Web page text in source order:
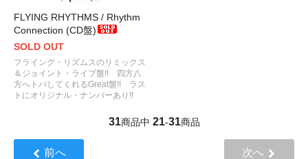
FLYING RHYTHMS / Rhythm
Connection (CD盤)
SOLD OUT
フライング・リズムスのリミックス
＆ジョイント・ライブ盤!! 四方八
方へトバしてくれるGreat盤!! ラス
トにオリジナル・ナンバーあり!!
31商品中 21-31商品
前へ 次へ